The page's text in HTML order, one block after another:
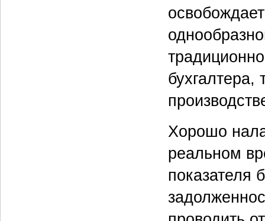
бухгалтера,
Хорошо
реальном
показателя